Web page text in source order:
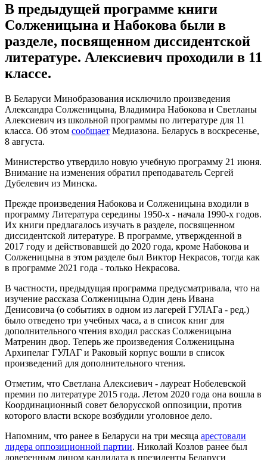
В предыдущей программе книги
Солженицына и Набокова были в
разделе, посвященном диссидентской
литературе. Алексиевич проходили в 11
классе.
В Беларуси Минобразования исключило произведения
Александра Солженицына, Владимира Набокова и Светланы
Алексиевич из школьной программы по литературе для 11
класса. Об этом сообщает Медиазона. Беларусь в воскресенье,
8 августа.
Министерство утвердило новую учебную программу 21 июня.
Внимание на изменения обратил преподаватель Сергей
Дубелевич из Минска.
Прежде произведения Набокова и Солженицына входили в
программу Литература середины 1950-х - начала 1990-х годов.
Их книги предлагалось изучать в разделе, посвященном
диссидентской литературе. В программе, утвержденной в
2017 году и действовавшей до 2020 года, кроме Набокова и
Солженицына в этом разделе был Виктор Некрасов, тогда как
в программе 2021 года - только Некрасова.
В частности, предыдущая программа предусматривала, что на
изучение рассказа Солженицына Один день Ивана
Денисовича (о событиях в одном из лагерей ГУЛАГа - ред.)
было отведено три учебных часа, а в список книг для
дополнительного чтения входил рассказ Солженицына
Матренин двор. Теперь же произведения Солженицына
Архипелаг ГУЛАГ и Раковый корпус вошли в список
произведений для дополнительного чтения.
Отметим, что Светлана Алексиевич - лауреат Нобелевской
премии по литературе 2015 года. Летом 2020 года она вошла в
Координационный совет белорусской оппозиции, против
которого власти вскоре возбудили уголовное дело.
Напомним, что ранее в Беларуси на три месяца арестовали
лидера оппозиционной партии. Николай Козлов ранее был
доверенным лицом кандидата в президенты Беларуси